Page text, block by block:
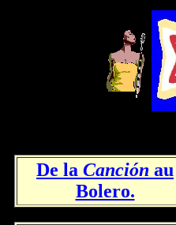
De la Canción au
Bolero.